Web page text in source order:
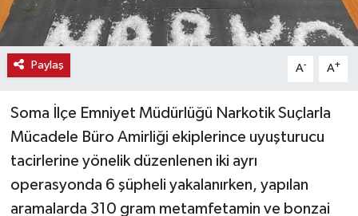
Paylaş A- A+
Soma İlçe Emniyet Müdürlüğü Narkotik Suçlarla
Mücadele Büro Amirliği ekiplerince uyuşturucu
tacirlerine yönelik düzenlenen iki ayrı
operasyonda 6 şüpheli yakalanırken, yapılan
aramalarda 310 gram metamfetamin ve bonzai
Magazin
Resmi İlanlar
Sağlık
Seri İlan
Siyaset